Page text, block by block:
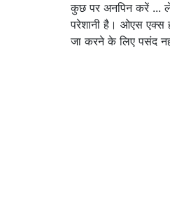
कुछ पर अनपिन करें ...
परेशानी है। ओएस एक्स
जा करने के लिए पसंद